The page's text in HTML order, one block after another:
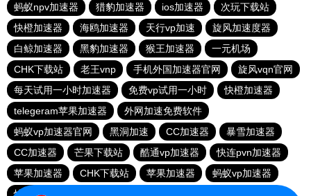
蚂蚁npv加速器
猎豹加速器 ios加速器
次玩下载站
快橙加速器
海鸥加速器 天行vp加速
旋风加速度器
白鲸加速器
黑豹加速器 猴王加速器
一元机场
CHK下载站
老王vnp 手机外国加速器官网
旋风vqn官网
每天试用一小时加速器
免费vp试用一小时
快橙加速器
telegeram苹果加速器
外网加速免费软件
蚂蚁vp加速器官网
黑洞加速 CC加速器
暴雪加速器
CC加速器
芒果下载站 酷通vp加速器
快连pvn加速器
苹果加速器
CHK下载站 苹果加速器
蚂蚁vp加速器